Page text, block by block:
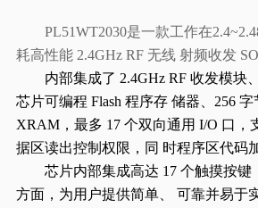
PL51WT2030是一款工作在
耗高性能 2.4GHz RF 无线 射频收发
内部集成了 2.4GHz RF 收发模块
芯片可编程 Flash 程序存储器、256
XRAM，最多 17 个双向通用 I/O 口，
据区读出控制权限，同 时程序区代码
芯片内部集成高达 17 个触摸按
方面，为用户提供简单、可靠并易于